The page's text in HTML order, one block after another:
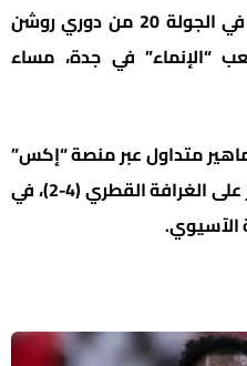
وخسر الأهلي أمام النصر (2-3)، في الجولة 20 من دوري روشن
“الإنماء” في جدة، مساء
متداول عبر منصة “إكس”
للتواصل الاجتماعي، عقب الفوز على الغرافة القطري (4-2)، في